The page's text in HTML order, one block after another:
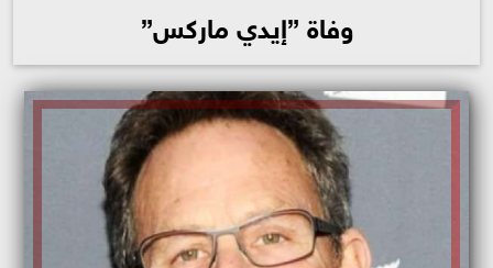
وفاة ”إيدي ماركس”